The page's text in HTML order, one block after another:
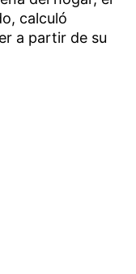
calculó
a partir de su